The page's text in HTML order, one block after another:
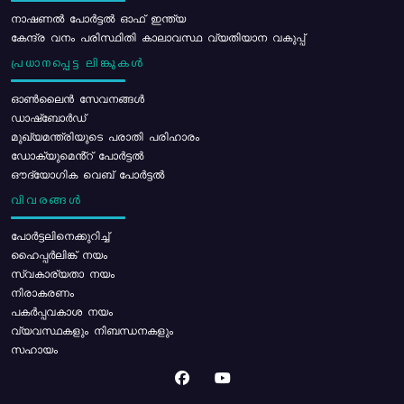
നാഷണൽ പോർട്ടൽ ഓഫ് ഇന്ത്യ
കേന്ദ്ര വനം പരിസ്ഥിതി കാലാവസ്ഥ വ്യതിയാന വകുപ്പ്
പ്രധാനപ്പെട്ട ലിങ്കുകൾ
ഓൺലൈൻ സേവനങ്ങൾ
ഡാഷ്ബോർഡ്
മുഖ്യമന്ത്രിയുടെ പരാതി പരിഹാരം
ഡോക്യുമെൻ്റ് പോർട്ടൽ
ഔദ്യോഗിക വെബ് പോർട്ടൽ
വിവരങ്ങൾ
പോര്‍ട്ടലിനെക്കുറിച്ച്
ഹൈപ്പർലിങ്ക് നയം
സ്വകാര്യതാ നയം
നിരാകരണം
പകർപ്പവകാശ നയം
വ്യവസ്ഥകളും നിബന്ധനകളും
സഹായം